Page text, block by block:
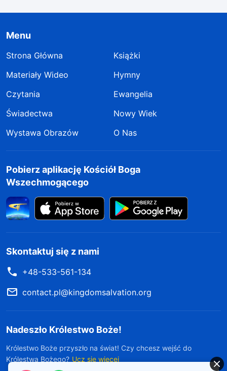
Menu
Strona Główna
Książki
Materiały Wideo
Hymny
Czytania
Ewangelia
Świadectwa
Nowy Wiek
Wystawa Obrazów
O Nas
Pobierz aplikację Kościół Boga
Wszechmogącego
Skontaktuj się z nami
+48-533-561-134
contact.pl@kingdomsalvation.org
Nadeszło Królestwo Boże!
Królestwo Boże przyszło na świat! Czy chcesz wejść do
Królestwa Bożego? Ucz się więcej